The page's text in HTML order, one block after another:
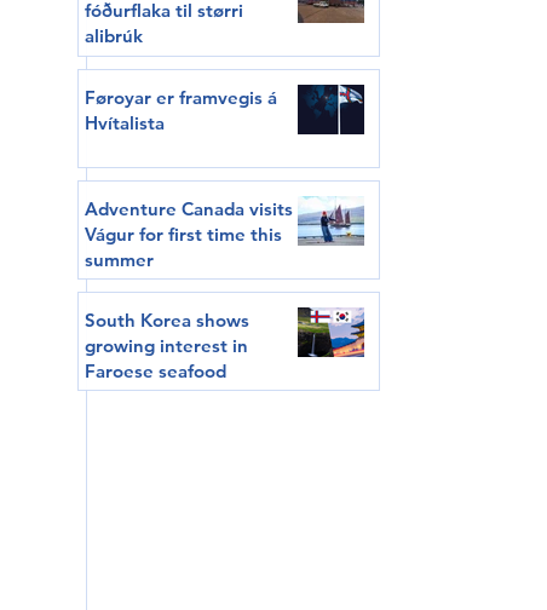
fóðurflaka til størri
alibrúk
Føroyar er framvegis á
Hvítalista
Adventure Canada visits
Vágur for first time this
summer
South Korea shows
growing interest in
Faroese seafood